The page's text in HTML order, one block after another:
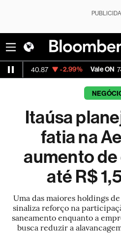
-2.99% Vale ON 74.97 -
Itaúsa
fatia na
aumento
até R$
Uma das maiores holdings
sinaliza reforço na
saneamento enquanto a
busca reduzir a